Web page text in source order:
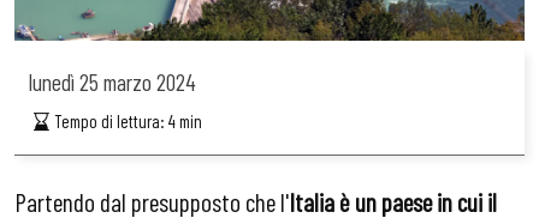
lunedì 25 marzo 2024
Tempo di lettura:4min
Partendo dal presupposto che l'Italia è un paese in cui il